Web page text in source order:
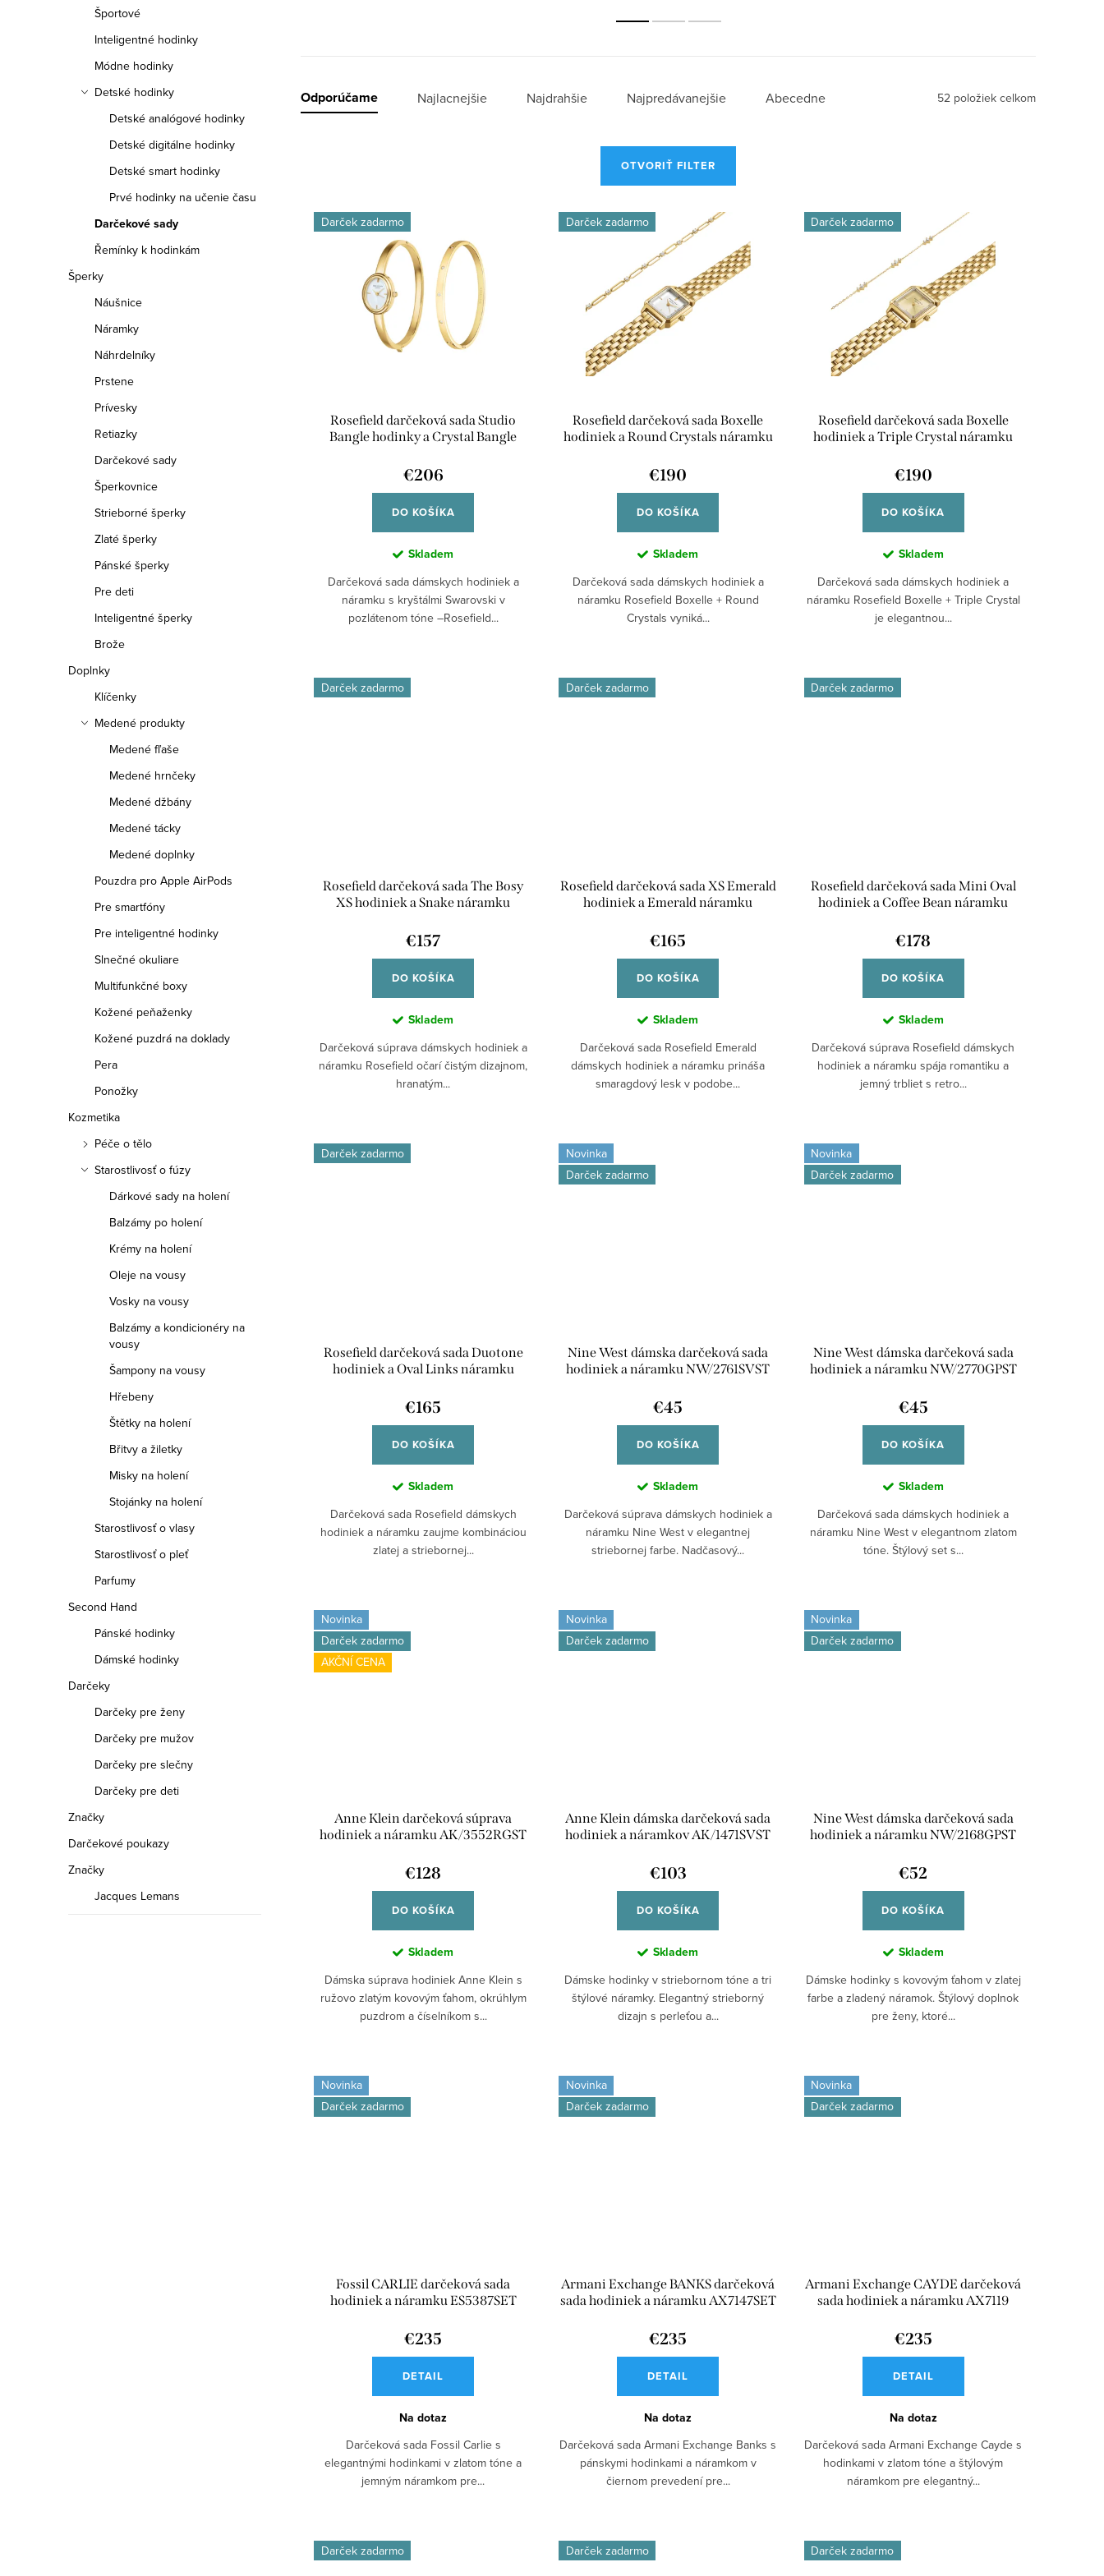
Športové
Inteligentné hodinky
Módne hodinky
Detské hodinky
Detské analógové hodinky
Detské digitálne hodinky
Detské smart hodinky
Prvé hodinky na učenie času
Darčekové sady
Řemínky k hodinkám
Šperky
Náušnice
Náramky
Náhrdelníky
Prstene
Prívesky
Retiazky
Darčekové sady
Šperkovnice
Strieborné šperky
Zlaté šperky
Pánské šperky
Pre deti
Inteligentné šperky
Brože
Doplnky
Klíčenky
Medené produkty
Medené fľaše
Medené hrnčeky
Medené džbány
Medené tácky
Medené doplnky
Pouzdra pro Apple AirPods
Pre smartfóny
Pre inteligentné hodinky
Slnečné okuliare
Multifunkčné boxy
Kožené peňaženky
Kožené puzdrá na doklady
Pera
Ponožky
Kozmetika
Péče o tělo
Starostlivosť o fúzy
Dárkové sady na holení
Balzámy po holení
Krémy na holení
Oleje na vousy
Vosky na vousy
Balzámy a kondicionéry na
vousy
Šampony na vousy
Hřebeny
Štětky na holení
Břitvy a žiletky
Misky na holení
Stojánky na holení
Starostlivosť o vlasy
Starostlivosť o pleť
Parfumy
Second Hand
Pánské hodinky
Dámské hodinky
Darčeky
Darčeky pre ženy
Darčeky pre mužov
Darčeky pre slečny
Darčeky pre deti
Značky
Darčekové poukazy
Značky
Jacques Lemans
R
n
Odporúčame Najlacnejšie Najdrahšie Najpredávanejšie Abecedne 52 položiek celkom
OTVORIŤ FILTER
VDarček zadarmo
Rosefield darčeková sada Studio
Bangle hodinky a Crystal Bangle
€206
DO KOŠÍKA
Skladem
Darčeková sada dámskych hodiniek a
náramku s kryštálmi Swarovski v
pozlátenom tóne –Rosefield...
Darček zadarmo
Rosefield darčeková sada Boxelle
hodiniek a Round Crystals náramku
€190
DO KOŠÍKA
Skladem
Darčeková sada dámskych hodiniek a
náramku Rosefield Boxelle + Round
Crystals vyniká...
Darček zadarmo
Rosefield darčeková sada Boxelle
hodiniek a Triple Crystal náramku
€190
DO KOŠÍKA
Skladem
Darčeková sada dámskych hodiniek a
náramku Rosefield Boxelle + Triple Crystal
je elegantnou...
Darček zadarmo
Rosefield darčeková sada The Bosy
XS hodiniek a Snake náramku
€157
DO KOŠÍKA
Skladem
Darčeková súprava dámskych hodiniek a
náramku Rosefield očarí čistým dizajnom,
hranatým...
Darček zadarmo
Rosefield darčeková sada XS Emerald
hodiniek a Emerald náramku
€165
DO KOŠÍKA
Skladem
Darčeková sada Rosefield Emerald
dámskych hodiniek a náramku prináša
smaragdový lesk v podobe...
Darček zadarmo
Rosefield darčeková sada Mini Oval
hodiniek a Coffee Bean náramku
€178
DO KOŠÍKA
Skladem
Darčeková súprava Rosefield dámskych
hodiniek a náramku spája romantiku a
jemný trbliet s retro...
Darček zadarmo
Rosefield darčeková sada Duotone
hodiniek a Oval Links náramku
€165
DO KOŠÍKA
Skladem
Darčeková sada Rosefield dámskych
hodiniek a náramku zaujme kombináciou
zlatej a striebornej...
Novinka
Darček zadarmo
Nine West dámska darčeková sada
hodiniek a náramku NW/2761SVST
€45
DO KOŠÍKA
Skladem
Darčeková súprava dámskych hodiniek a
náramku Nine West v elegantnej
striebornej farbe. Nadčasový...
Novinka
Darček zadarmo
Nine West dámska darčeková sada
hodiniek a náramku NW/2770GPST
€45
DO KOŠÍKA
Skladem
Darčeková sada dámskych hodiniek a
náramku Nine West v elegantnom zlatom
tóne. Štýlový set s...
Novinka
Darček zadarmo
AKČNÍ CENA
Anne Klein darčeková súprava
hodiniek a náramku AK/3552RGST
€128
DO KOŠÍKA
Skladem
Dámska súprava hodiniek Anne Klein s
ružovo zlatým kovovým ťahom, okrúhlym
puzdrom a číselníkom s...
Novinka
Darček zadarmo
Anne Klein dámska darčeková sada
hodiniek a náramkov AK/1471SVST
€103
DO KOŠÍKA
Skladem
Dámske hodinky v striebornom tóne a tri
štýlové náramky. Elegantný strieborný
dizajn s perleťou a...
Novinka
Darček zadarmo
Nine West dámska darčeková sada
hodiniek a náramku NW/2168GPST
€52
DO KOŠÍKA
Skladem
Dámske hodinky s kovovým ťahom v zlatej
farbe a zladený náramok. Štýlový doplnok
pre ženy, ktoré...
Novinka
Darček zadarmo
Fossil CARLIE darčeková sada
hodiniek a náramku ES5387SET
€235
DETAIL
Na dotaz
Darčeková sada Fossil Carlie s
elegantnými hodinkami v zlatom tóne a
jemným náramkom pre...
Novinka
Darček zadarmo
Armani Exchange BANKS darčeková
sada hodiniek a náramku AX7147SET
€235
DETAIL
Na dotaz
Darčeková sada Armani Exchange Banks s
pánskymi hodinkami a náramkom v
čiernom prevedení pre...
Novinka
Darček zadarmo
Armani Exchange CAYDE darčeková
sada hodiniek a náramku AX7119
€235
DETAIL
Na dotaz
Darčeková sada Armani Exchange Cayde s
hodinkami v zlatom tóne a štýlovým
náramkom pre elegantný...
Darček zadarmo Darček zadarmo Darček zadarmo